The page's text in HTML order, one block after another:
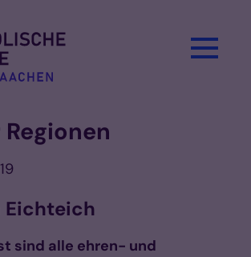
Eichteich
sind alle ehren- und